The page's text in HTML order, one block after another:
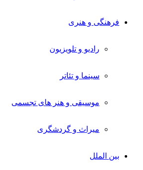
فرهنگی و هنری
رادیو و تلویزیون
سینما و تئاتر
موسیقی و هنر های تجسمی
میراث و گردشگری
بین الملل